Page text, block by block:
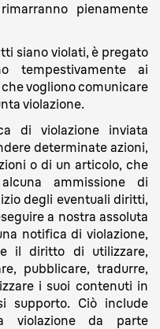
pienamente
siano violati, è pregato
tempestivamente ai
vogliono comunicare
violazione.
di violazione inviata
determinate azioni,
o di un articolo, che
ammissione di
degli eventuali diritti,
a nostra assoluta
notifica di violazione,
il diritto di utilizzare,
pubblicare, tradurre,
i suoi contenuti in
supporto. Ciò include
violazione da parte